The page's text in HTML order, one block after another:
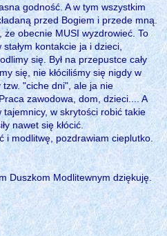
godność. A w tym wszystkim
przed Bogiem i przede mną.
obecnie MUSI wyzdrowieć. To
kontakcie ja i dzieci,
się. Był na przepustce cały
się, nie kłóciliśmy się nigdy w
tzw. "ciche dni", ale ja nie
zawodowa, dom, dzieci.... A
tajemnicy, w skrytości robić takie
nawet się kłócić.
i modlitwę, pozdrawiam cieplutko.
Duszkom Modlitewnym dziękuję.